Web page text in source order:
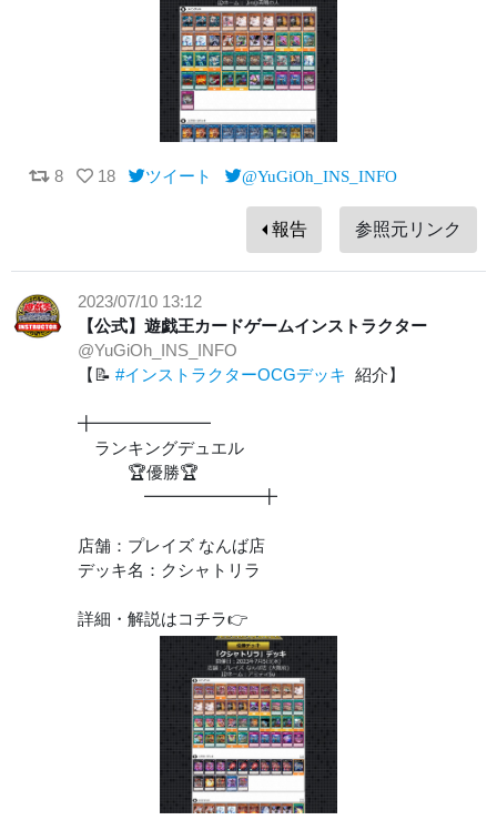
8 18 ツイート @YuGiOh_INS_INFO
報告 参照元リンク
2023/07/10 13:12
【公式】遊戯王カードゲームインストラクター
@YuGiOh_INS_INFO
【📝 #インストラクターOCGデッキ 紹介】
╋━━━━━━━
ランキングデュエル
🏆優勝🏆
━━━━━━━╋
店舗：プレイズ なんば店
デッキ名：クシャトリラ
詳細・解説はコチラ👉